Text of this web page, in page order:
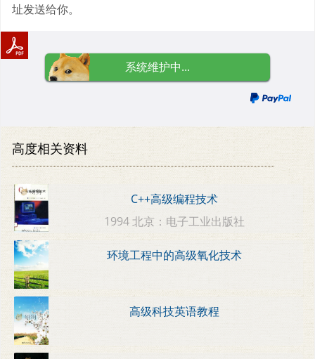
址发送给你。
系统维护中...
高度相关资料
C++高级编程技术
1994 北京：电子工业出版社
环境工程中的高级氧化技术
高级科技英语教程